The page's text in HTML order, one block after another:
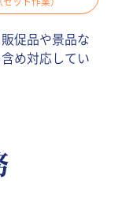
促品や景品な
め対応してい